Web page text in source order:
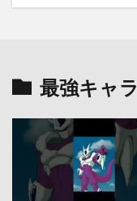
最強キャラ